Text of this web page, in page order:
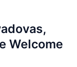
Welcome